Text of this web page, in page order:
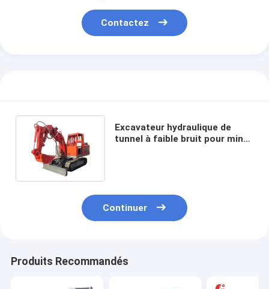
Contactez
Excavateur hydraulique de
tunnel à faible bruit pour mine
Continuer
Produits Recommandés